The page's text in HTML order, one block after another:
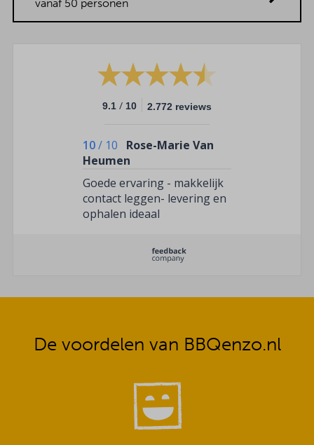
vanaf 50 personen
9.1 / 10 2.772 reviews
10/ 10
Rose-Marie Van
Heumen
Goede ervaring - makkelijk
contact leggen- levering en
ophalen ideaal
De voordelen van BBQenzo.nl